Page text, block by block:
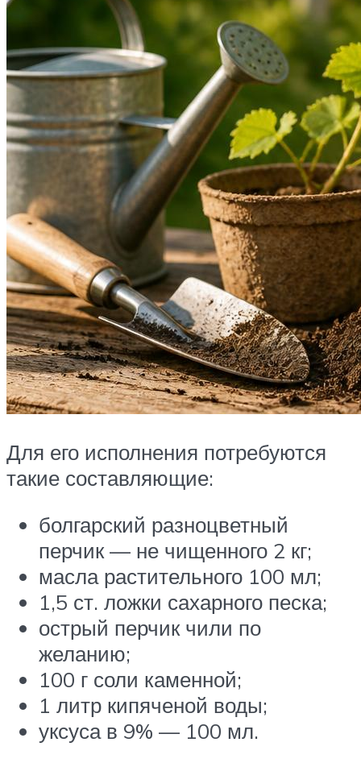
Для его исполнения потребуются
такие составляющие:
болгарский разноцветный
перчик — не чищенного 2 кг;
масла растительного 100 мл;
1,5 ст. ложки сахарного песка;
острый перчик чили по
желанию;
100 г соли каменной;
1 литр кипяченой воды;
уксуса в 9% — 100 мл.